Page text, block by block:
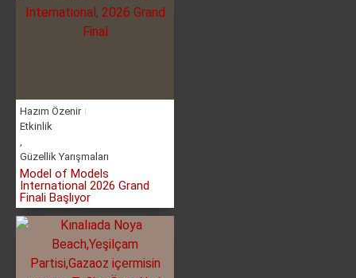
Hazım Özenir
Etkinlik
,
Güzellik Yarışmaları
Model of Models
International 2026 Grand
Finali Başlıyor